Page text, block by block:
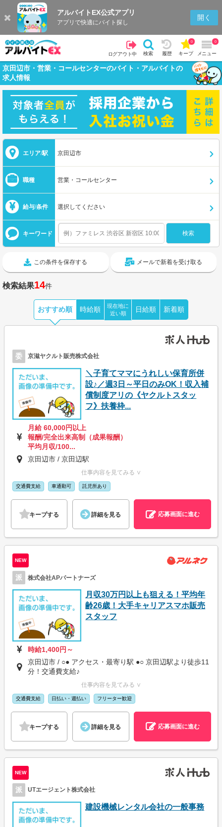
アルバイトEX公式アプリ
アプリで快適にバイト探し
開く
ログアウト中 検索 履歴 キープ
0
メニュー
0
京田辺市・営業・コールセンターのバイト・アルバイトの
求人情報
エリア/駅 京田辺市
職種 営業・コールセンター
給与/条件 選択してください
キーワード
この条件を保存する メールで新着を受け取る
検索結果14件
おすすめ順 時給順
現在地に
近い順
日給順 新着順
委 京滋ヤクルト販売株式会社
＼子育てママにうれしい保育所併
設♪／週3日～平日のみOK！収入補
償制度アリの《ヤクルトスタッ
フ》扶養枠...
月給 60,000円以上
報酬/完全出来高制（成果報酬）
平均月収/100...
京田辺市 / 京田辺駅
仕事内容を見てみる ∨
交通費支給 車通勤可 託児所あり
キープする 詳細を見る 応募画面に進む
NEW
派 株式会社APパートナーズ
月収30万円以上も狙える！平均年
齢26歳！大手キャリアスマホ販売
スタッフ
時給1,400円～
京田辺市 / ○● アクセス・最寄り駅 ●○ 京田辺駅より徒歩11
分！交通費支給♪
仕事内容を見てみる ∨
交通費支給 日払い・週払い フリーター歓迎
キープする 詳細を見る 応募画面に進む
NEW
派 UTエージェント株式会社
建設機械レンタル会社の一般事務